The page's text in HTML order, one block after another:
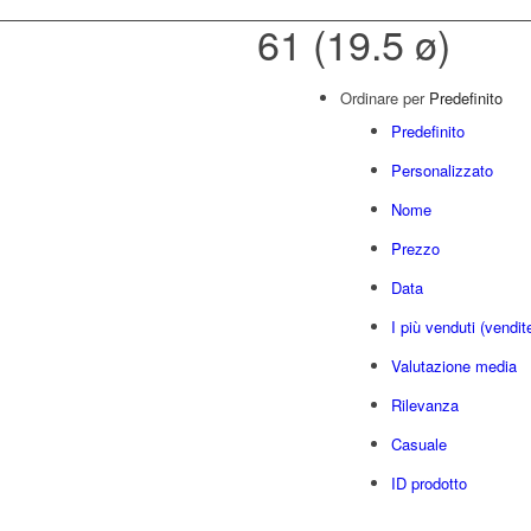
61 (19.5 ø)
Ordinare per Predefinito
Predefinito
Personalizzato
Nome
Prezzo
Data
I più venduti
Valutazione media
Rilevanza
Casuale
ID prodotto